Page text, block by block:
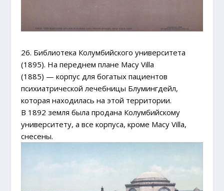
26. Библиотека Колумбийского университета
(1895). На переднем плане Macy Villa
(1885) — корпус для богатых пациентов
психиатрической лечебницы Блумингдейл,
которая находилась на этой территории.
В 1892 земля была продана Колумбийскому
университету, а все корпуса, кроме Macy Villa,
снесены.